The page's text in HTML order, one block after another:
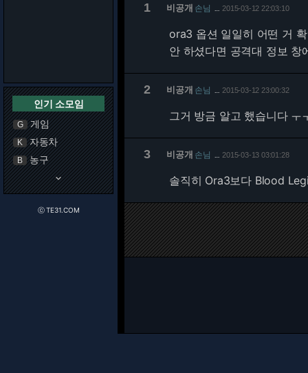
인기 소모임
G 게임
K 자동차
B 농구
keyboard_arrow_down
ⓒ TE31.COM
1 비공개 손님 2015-03-12 22:03:10
ora3 옵션 일일히 어떤 거
안 하셨다면 공격대 정보 창
2 비공개 손님 2015-03-12 23:00:32
그거 방금 알고 했습니다 ㅜ
3 비공개 손님 2015-03-13 03:01:28
솔직히 Ora3보다 Blood